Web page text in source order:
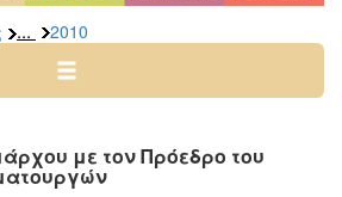
... 2010
με τον Πρόεδρο του